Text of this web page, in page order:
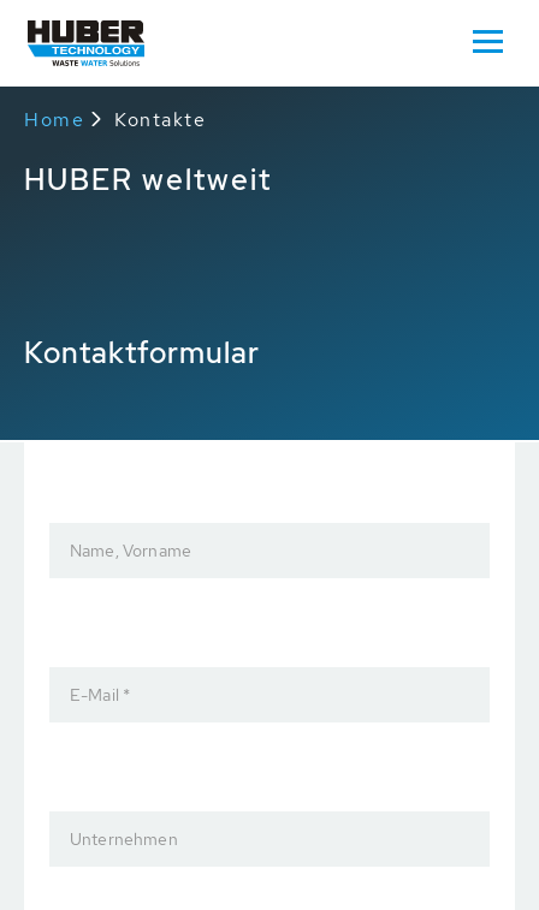
Home Kontakte
HUBER weltweit
Kontaktformular
Name, Vorname
E-Mail *
Unternehmen